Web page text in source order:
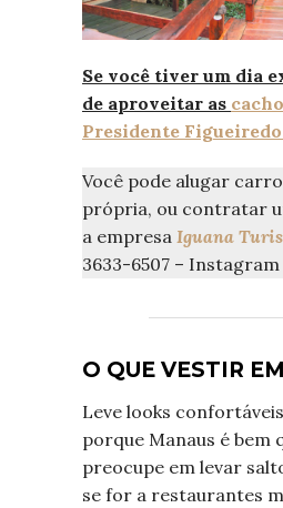
Se você tiver um dia
de aproveitar as
Presidente
Você pode alugar
própria, ou contratar
a empresa Iguana
3633-6507 –
O QUE VESTIR
Leve looks
porque Manaus é bem
preocupe em levar
se for a restaurantes